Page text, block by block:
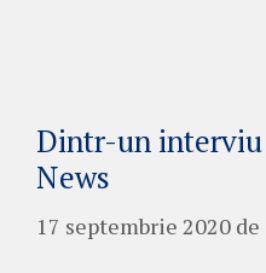
Dintr-un
News
17 septembrie 2020 de